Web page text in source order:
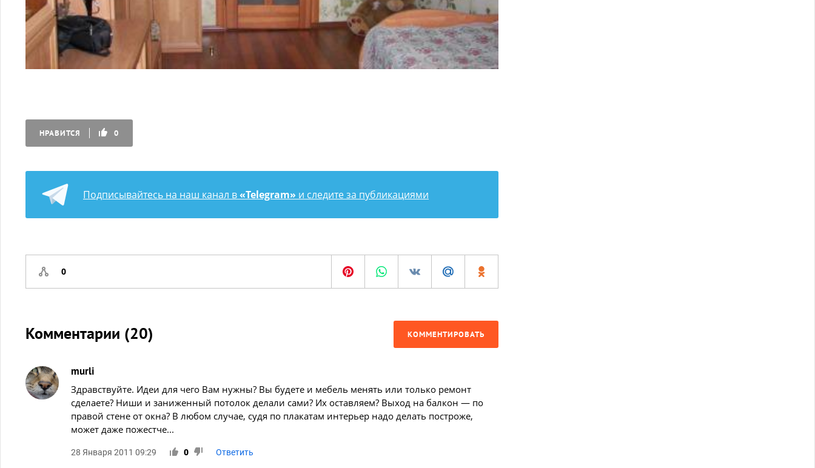
НРАВИТСЯ 0
Подписывайтесь на наш канал в«Telegram» и следите за публикациями
0
Комментарии (20) КОММЕНТИРОВАТЬ
murli
Здравствуйте. Идеи для чего Вам нужны? Вы будете и мебель менять или только ремонт
сделаете? Ниши и заниженный потолок делали сами? Их оставляем? Выход на балкон — по
правой стене от окна? В любом случае, судя по плакатам интерьер надо делать построже,
может даже пожестче...
28 Января 2011 09:29 0 Ответить